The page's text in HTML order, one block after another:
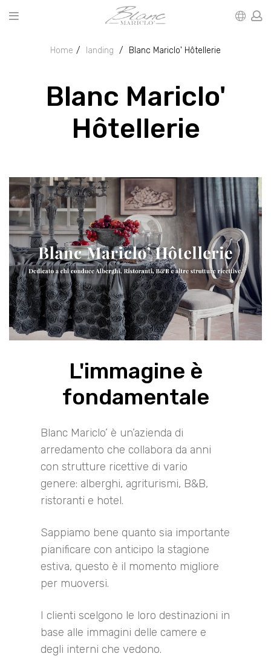
Home landing Blanc Mariclo' Hôtellerie
Blanc Mariclo'
Hôtellerie
L'immagine è
fondamentale
Blanc Mariclo’ è un’azienda di
arredamento che collabora da anni
con strutture ricettive di vario
genere: alberghi, agriturismi, B&B,
ristoranti e hotel.
Sappiamo bene quanto sia importante
pianificare con anticipo la stagione
estiva, questo è il momento migliore
per muoversi.
I clienti scelgono le loro destinazioni in
base alle immagini delle camere e
degli interni che vedono.